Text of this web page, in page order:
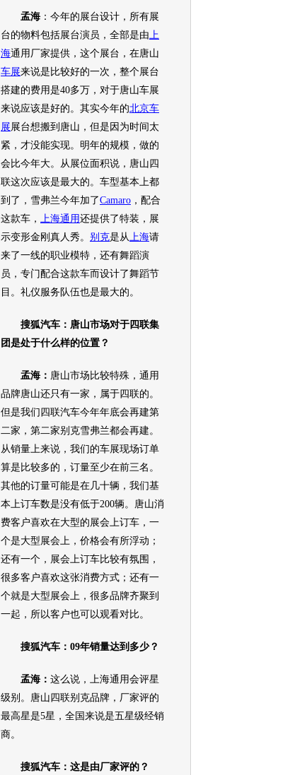
孟海 ：今年的展台设计，所有展
台的物料包括展台演员，全部是由 上
海通用 厂家提供，这个展台，在唐山
车展来说是比较好的一次，整个展台
搭建的费用是40多万，对于唐山车展
来说应该是好的。其实今年的北京车
展 展台想搬到唐山，但是因为时间太
紧，才没能实现。明年的规模，做的
会比今年大。从展位面积说，唐山四
联这次应该是最大的。车型基本上都
到了，雪弗兰今年加了Camaro ，配合
这款车，
上海通用还提供了特装，展
示变形金刚真人秀。 别克是从 上海请
来了一线的职业模特，还有舞蹈演
员，专门配合这款车而设计了舞蹈节
目。礼仪服务队伍也是最大的。
搜狐汽车：唐山市场对于四联集
团是处于什么样的位置？
孟海： 唐山市场比较特殊， 通用
品牌唐山还只有一家，属于四联的。
但是我们四联汽车今年年底会再建第
二家，第二家别克雪弗兰都会再建。
从销量上来说，我们的车展现场订单
算是比较多的，订量至少在前三名。
其他的订量可能是在几十辆，我们基
本上订车数是没有低于200辆。唐山消
费客户喜欢在大型的展会上订车，一
个是大型展会上，价格会有所浮动；
还有一个，展会上订车比较有氛围，
很多客户喜欢这张消费方式；还有一
个就是大型展会上，很多品牌齐聚到
一起，所以客户也可以观看对比。
搜狐汽车：09年销量达到多少？
孟海： 这么说， 上海通用会评星
级别。唐山四联别克品牌，厂家评的
最高星是5星，全国来说是五星级经销
商。
搜狐汽车：这是由厂家评的？